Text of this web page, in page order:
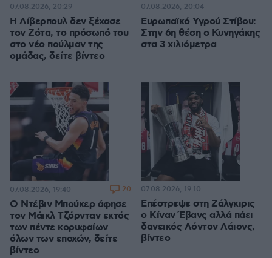
Η Λίβερπουλ δεν ξέχασε
τον Ζότα, το πρόσωπό του
στο νέο πούλμαν της
ομάδας, δείτε βίντεο
07.08.2026, 20:29
Ευρωπαϊκό Υγρού Στίβου:
Στην 6η θέση ο Κυνηγάκης
στα 3 χιλιόμετρα
07.08.2026, 20:04
Ο Ντέβιν Μπούκερ άφησε
τον Μάικλ Τζόρνταν εκτός
των πέντε κορυφαίων
όλων των εποχών, δείτε
βίντεο
07.08.2026, 19:40 20
Επέστρεψε στη Ζάλγκιρις
ο Κίναν Έβανς αλλά πάει
δανεικός Λόντον Λάιονς,
βίντεο
07.08.2026, 19:10